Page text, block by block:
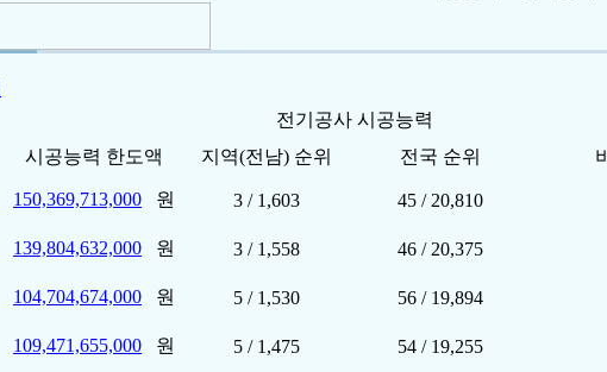
전기공사 시공능력
시공능력 한도액
지역(전남) 순위 전국 순위
150,369,713,000 원 3 / 1,603 45 / 20,810
139,804,632,000 원 3 / 1,558 46 / 20,375
104,704,674,000 원 5 / 1,530 56 / 19,894
109,471,655,000 원 5 / 1,475 54 / 19,255